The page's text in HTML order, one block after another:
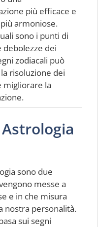
più efficace e
armoniose.
sono i punti di
debolezze dei
zodiacali può
risoluzione dei
migliorare la
sono due
messe a
e in che misura
nostra personalità.
sui segni